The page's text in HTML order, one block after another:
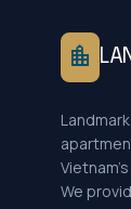
location_city
We